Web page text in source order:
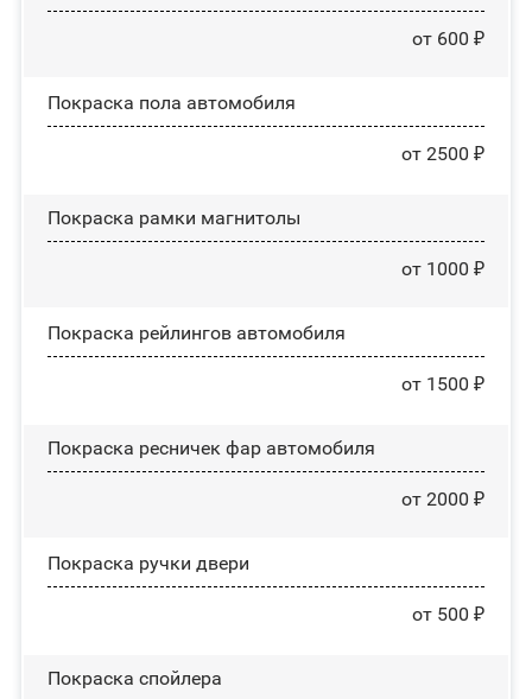
от 600 ₽
Покраска пола автомобиля
от 2500 ₽
Покраска рамки магнитолы
от 1000 ₽
Покраска рейлингов автомобиля
от 1500 ₽
Покраска ресничек фар автомобиля
от 2000 ₽
Покраска ручки двери
от 500 ₽
Покраска спойлера